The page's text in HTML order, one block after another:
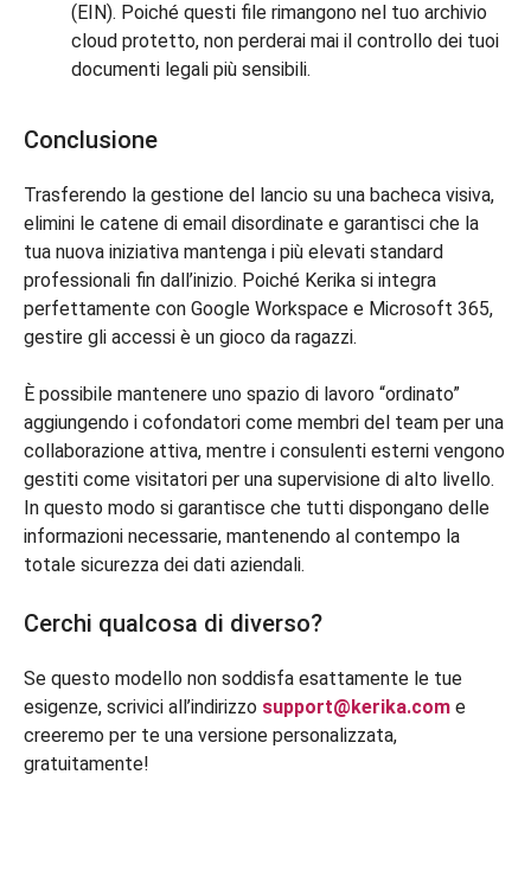
(EIN). Poiché questi file rimangono nel tuo archivio
cloud protetto, non perderai mai il controllo dei tuoi
documenti legali più sensibili.
Conclusione
Trasferendo la gestione del lancio su una bacheca visiva,
elimini le catene di email disordinate e garantisci che la
tua nuova iniziativa mantenga i più elevati standard
professionali fin dall’inizio. Poiché Kerika si integra
perfettamente con Google Workspace e Microsoft 365,
gestire gli accessi è un gioco da ragazzi.
È possibile mantenere uno spazio di lavoro “ordinato”
aggiungendo i cofondatori come membri del team per una
collaborazione attiva, mentre i consulenti esterni vengono
gestiti come visitatori per una supervisione di alto livello.
In questo modo si garantisce che tutti dispongano delle
informazioni necessarie, mantenendo al contempo la
totale sicurezza dei dati aziendali.
Cerchi qualcosa di diverso?
Se questo modello non soddisfa esattamente le tue
esigenze, scrivici all’indirizzo support@kerika.com e
creeremo per te una versione personalizzata,
gratuitamente!